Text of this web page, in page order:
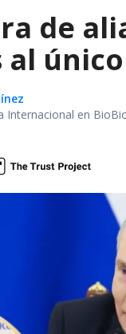
de
al
Internacional en